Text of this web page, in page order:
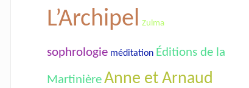
L’Archipel Zulma
sophrologie méditation Éditions de la
Martinière Anne et Arnaud